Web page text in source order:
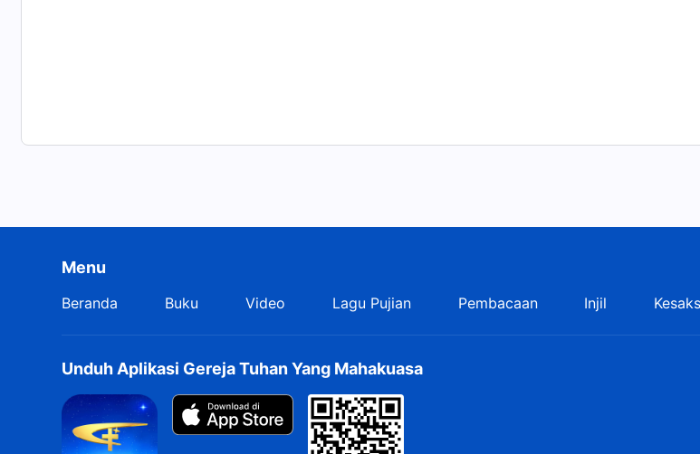
Menu
Beranda Buku Video Lagu Pujian Pembacaan Injil
Unduh Aplikasi Gereja Tuhan Yang Mahakuasa